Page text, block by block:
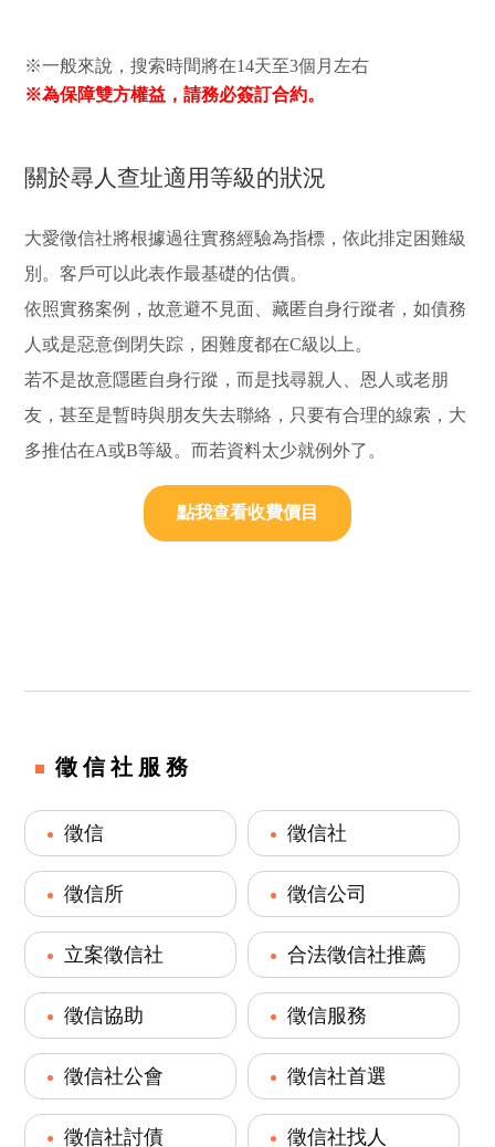
※一般來說，搜索時間將在14天至3個月左右
※為保障雙方權益，請務必簽訂合約。
關於尋人查址適用等級的狀況
大愛徵信社將根據過往實務經驗為指標，依此排定困難級
別。客戶可以此表作最基礎的估價。
依照實務案例，故意避不見面、藏匿自身行蹤者，如債務
人或是惡意倒閉失踪，困難度都在C級以上。
若不是故意隱匿自身行蹤，而是找尋親人、恩人或老朋
友，甚至是暫時與朋友失去聯絡，只要有合理的線索，大
多推估在A或B等級。而若資料太少就例外了。
點我查看收費價目
徵信社服務
徵信 徵信社
徵信所 徵信公司
立案徵信社 合法徵信社推薦
徵信協助 徵信服務
徵信社公會 徵信社首選
徵信社討債 徵信社找人